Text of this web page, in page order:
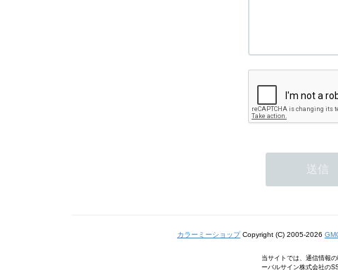
カラーミーショップCopyright (C) 2005-2026
当サイトでは、通信情報
ーバルサイン株式会社の